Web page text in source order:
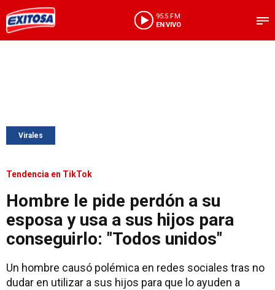
95.5 FM
EN VIVO
Virales
Tendencia en TikTok
Hombre le pide perdón a su
esposa y usa a sus hijos para
conseguirlo: "Todos unidos"
Un hombre causó polémica en redes sociales tras no
dudar en utilizar a sus hijos para que lo ayuden a